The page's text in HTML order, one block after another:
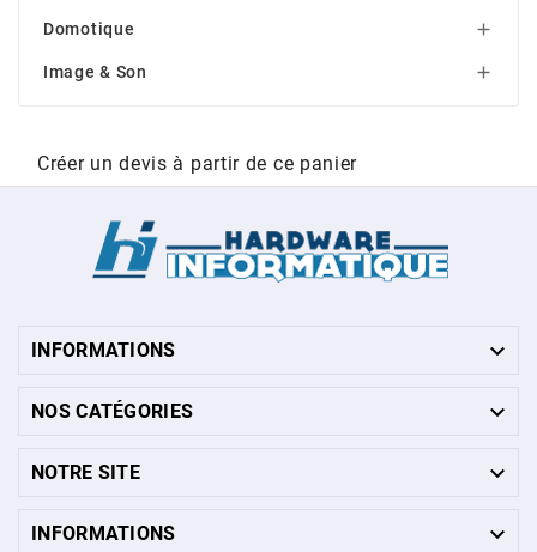
Domotique 
Image & Son 
Créer un devis à partir de ce panier
INFORMATIONS 
NOS CATÉGORIES 
NOTRE SITE 
INFORMATIONS 